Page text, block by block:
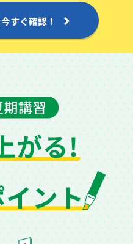
すぐ確認！